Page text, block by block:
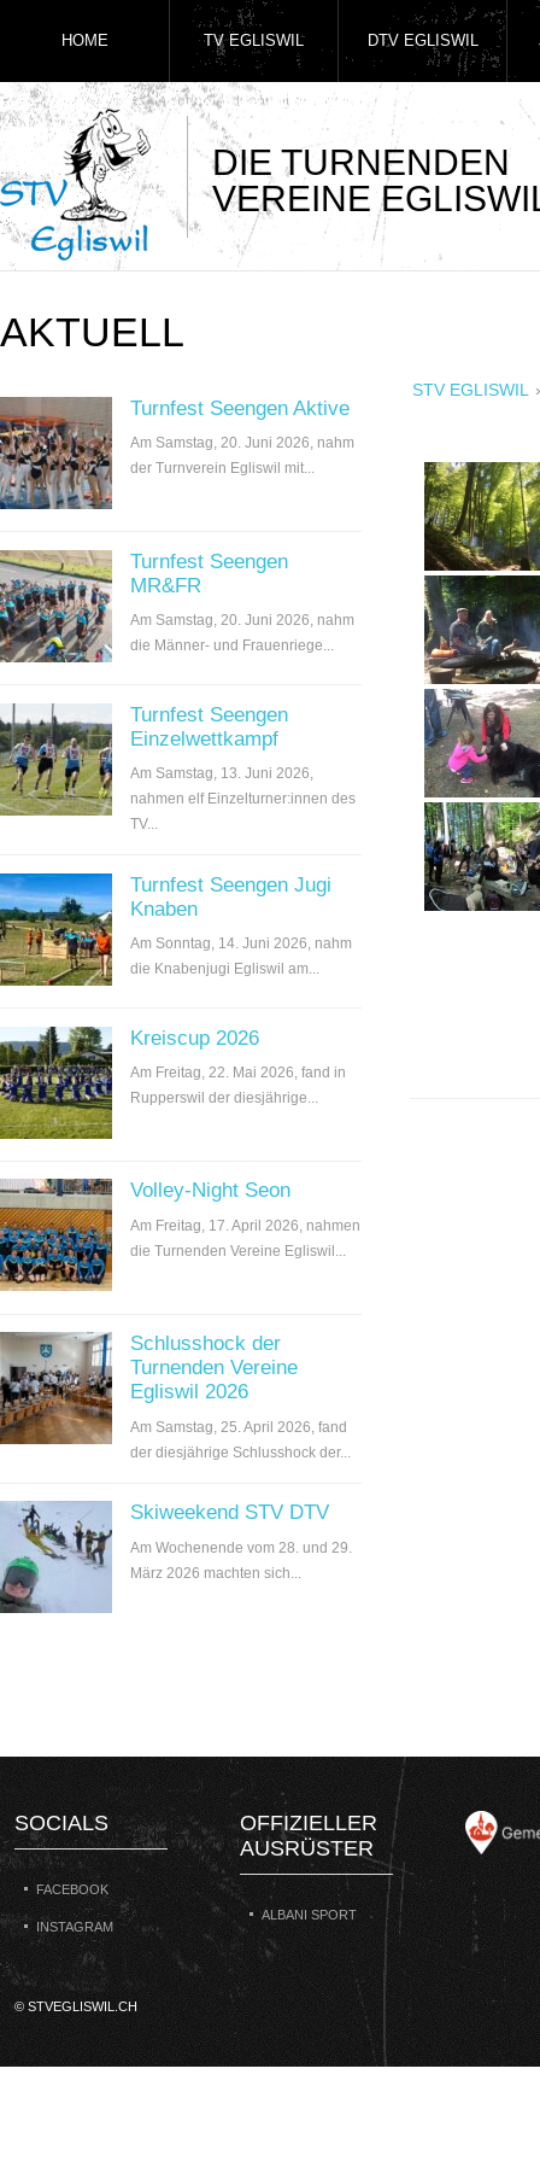
DIE TURNENDEN
VEREINE
HOME TV EGLISWIL DTV EGLISWIL
AKTUELL
Turnfest Seengen Aktive
Am Samstag, 20. Juni 2026, nahm
der Turnverein Egliswil mit...
Turnfest Seengen
MR&FR
Am Samstag, 20. Juni 2026, nahm
die Männer- und Frauenriege...
Turnfest Seengen
Einzelwettkampf
Am Samstag, 13. Juni 2026,
nahmen elf Einzelturner:innen des
TV...
Turnfest Seengen Jugi
Knaben
Am Sonntag, 14. Juni 2026, nahm
die Knabenjugi Egliswil am...
Kreiscup 2026
Am Freitag, 22. Mai 2026, fand in
Rupperswil der diesjährige...
Volley-Night Seon
Am Freitag, 17. April 2026, nahmen
die Turnenden Vereine Egliswil...
Schlusshock der
Turnenden Vereine
Egliswil 2026
Am Samstag, 25. April 2026, fand
der diesjährige Schlusshock der...
Skiweekend STV DTV
Am Wochenende vom 28. und 29.
März 2026 machten sich...
STV EGLISWIL
SOCIALS
FACEBOOK
INSTAGRAM
OFFIZIELLER
AUSRÜSTER
ALBANI SPORT
© STVEGLISWIL.CH